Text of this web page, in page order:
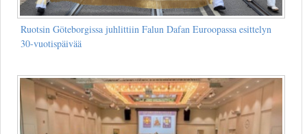
Ruotsin Göteborgissa juhlittiin Falun Dafan Euroopassa esittelyn
30-vuotispäivää